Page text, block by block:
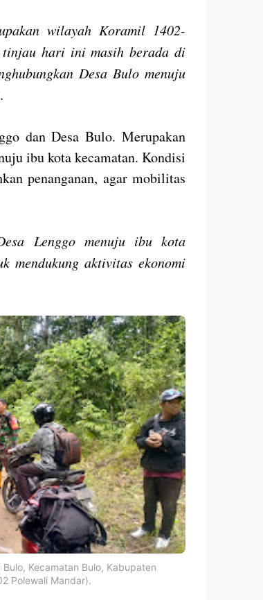
wilayah Koramil 1402-
tinjau hari ini masih berada di
Desa Bulo menuju
dan Desa Bulo. Merupakan
ibu kota kecamatan. Kondisi
penanganan, agar mobilitas
Lenggo menuju ibu kota
mendukung aktivitas ekonomi
Kecamatan Bulo, Kabupaten
Polewali Mandar).